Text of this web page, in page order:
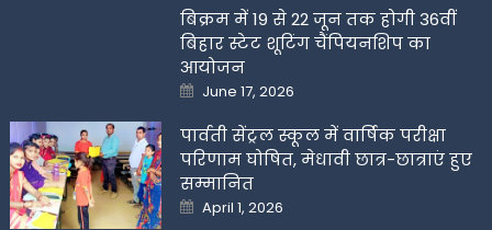
बिक्रम में 19 से 22 जून तक होगी 36वीं
बिहार स्टेट शूटिंग चैंपियनशिप का
आयोजन
Posted
on
June 17, 2026
पार्वती सेंट्रल स्कूल में वार्षिक परीक्षा
परिणाम घोषित, मेधावी छात्र-छात्राएं हुए
सम्मानित
Posted
on
April 1, 2026